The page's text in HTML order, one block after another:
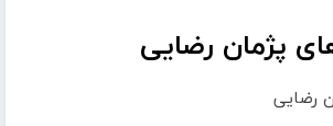
پژمان رضایی
رضایی